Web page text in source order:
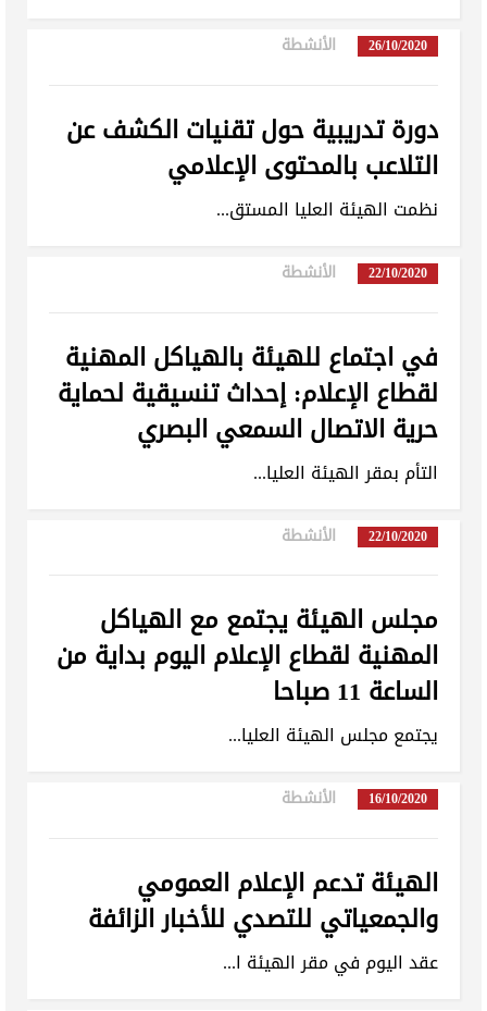
26/10/2020 الأنشطة
دورة تدريبية حول تقنيات الكشف عن
التلاعب بالمحتوى الإعلامي
نظمت الهيئة العليا المستق...
22/10/2020 الأنشطة
في اجتماع للهيئة بالهياكل المهنية
لقطاع الإعلام: إحداث تنسيقية لحماية
حرية الاتصال السمعي البصري
التأم بمقر الهيئة العليا...
22/10/2020 الأنشطة
مجلس الهيئة يجتمع مع الهياكل
المهنية لقطاع الإعلام اليوم بداية من
الساعة 11 صباحا
يجتمع مجلس الهيئة العليا...
16/10/2020 الأنشطة
الهيئة تدعم الإعلام العمومي
والجمعياتي للتصدي للأخبار الزائفة
عقد اليوم في مقر الهيئة ا...